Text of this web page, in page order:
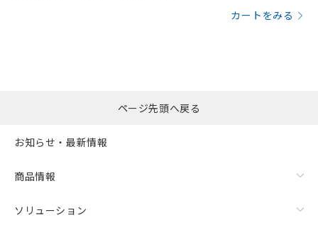
カートをみる
ページ先頭へ戻る
お知らせ・最新情報
商品情報
ソリューション